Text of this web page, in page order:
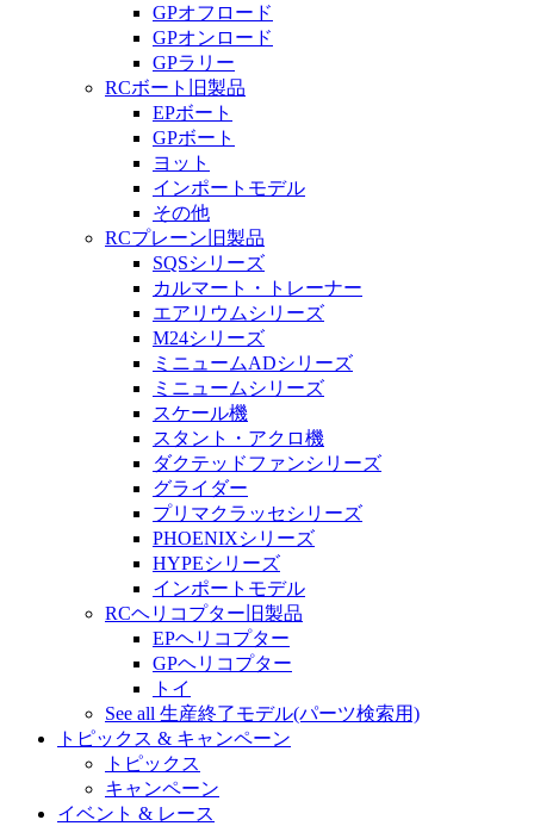
GPオフロード
GPオンロード
GPラリー
RCボート旧製品
EPボート
GPボート
ヨット
インポートモデル
その他
RCプレーン旧製品
SQSシリーズ
カルマート・トレーナー
エアリウムシリーズ
M24シリーズ
ミニュームADシリーズ
ミニュームシリーズ
スケール機
スタント・アクロ機
ダクテッドファンシリーズ
グライダー
プリマクラッセシリーズ
PHOENIXシリーズ
HYPEシリーズ
インポートモデル
RCヘリコプター旧製品
EPヘリコプター
GPヘリコプター
トイ
See all 生産終了モデル(パーツ検索用)
トピックス & キャンペーン
トピックス
キャンペーン
イベント & レース